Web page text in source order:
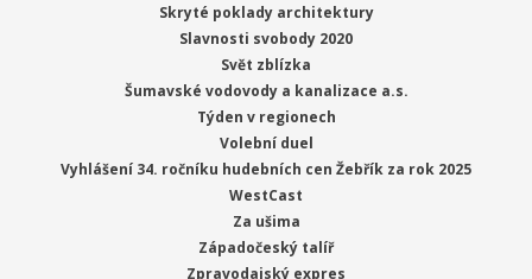
Skryté poklady architektury
Slavnosti svobody 2020
Svět zblízka
Šumavské vodovody a kanalizace a.s.
Týden v regionech
Volební duel
Vyhlášení 34. ročníku hudebních cen Žebřík za rok 2025
WestCast
Za ušima
Západočeský talíř
Zpravodajský expres